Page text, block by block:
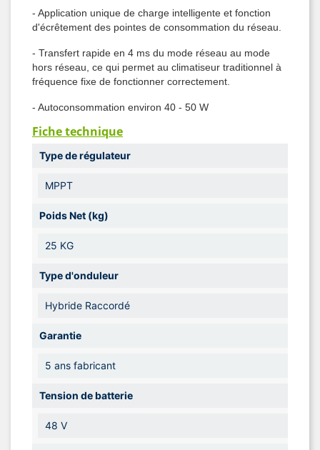
- Application unique de charge intelligente et fonction
d'écrêtement des pointes de consommation du réseau.
- Transfert rapide en 4 ms du mode réseau au mode
hors réseau, ce qui permet au climatiseur traditionnel à
fréquence fixe de fonctionner correctement.
- Autoconsommation environ 40 - 50 W
Fiche technique
Type de régulateur
MPPT
Poids Net (kg)
25 KG
Type d'onduleur
Hybride Raccordé
Garantie
5 ans fabricant
Tension de batterie
48 V